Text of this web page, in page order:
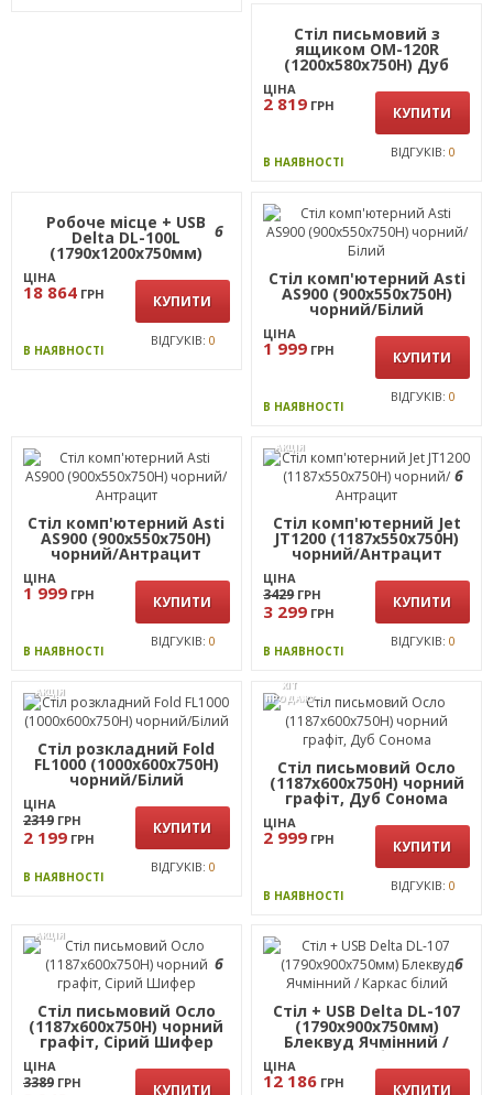
Стіл Campari Cr1200
(1200х550х800Н) чорний/
Дуб Ліворно
4 829 ГРН
КУПИТИ
Стіл письмовий з
ящиком ОМ-120R
(1200х580х750Н) Дуб
Сонома
ЦІНА
КУПИТИ
Робоче місце + USB
Delta DL-100L
(1790х1200х750мм)
Блеквуд Ячмінний /
Каркас білий / Опора
білий беж
ЦІНА
ГРН КУПИТИ
ВІДГУКІВ:0
Стіл комп'ютерний Asti
AS900 (900х550х750Н)
чорний/Білий
ЦІНА
1 999 ГРН КУПИТИ
В НАЯВНОСТІ
ВІДГУКІВ:0
Стіл комп'ютерний Asti
AS900 (900х550х750Н)
чорний/Антрацит
1 999 КУПИТИ
ВІДГУКІВ:0
АКЦІЯ
Стіл комп'ютерний Jet
JT1200 (1187х550х750Н)
чорний/Антрацит
ЦІНА
3429 ГРН
3 299 КУПИТИ
ВІДГУКІВ:0
Стіл розкладний Fold
FL1000 (1000х600х750Н)
чорний/Білий
ЦІНА
2319 ГРН
2 199 ГРН
КУПИТИ
В НАЯВНОСТІ
ВІДГУКІВ:0
ХІТ
ПРОДАЖУ
Стіл письмовий Осло
(1187х600х750Н) чорний
графіт, Дуб Сонома
ЦІНА
2 999 ГРН КУПИТИ
ВІДГУКІВ:0